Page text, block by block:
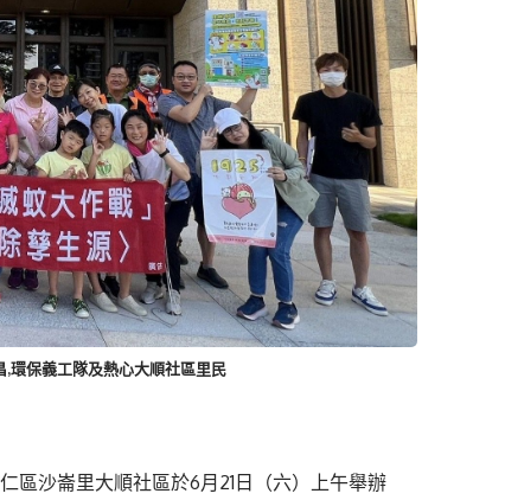
環保義工隊及熱心大順社區里民
區沙崙里大順社區於6月21日（六）上午舉辦